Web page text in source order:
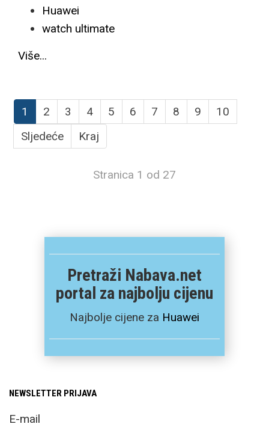
Huawei
watch ultimate
Više...
1 2 3 4 5 6 7 8 9
10
Sljedeće
Kraj
Stranica 1 od 27
Pretraži Nabava.net
portal za najbolju cijenu
Najbolje cijene za Huawei
NEWSLETTER PRIJAVA
E-mail